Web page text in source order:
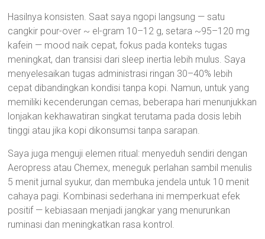
Hasilnya konsisten. Saat saya ngopi langsung — satu
cangkir pour-over ~ el-gram 10–12 g, setara ~95–120 mg
kafein — mood naik cepat, fokus pada konteks tugas
meningkat, dan transisi dari sleep inertia lebih mulus. Saya
menyelesaikan tugas administrasi ringan 30–40% lebih
cepat dibandingkan kondisi tanpa kopi. Namun, untuk yang
memiliki kecenderungan cemas, beberapa hari menunjukkan
lonjakan kekhawatiran singkat terutama pada dosis lebih
tinggi atau jika kopi dikonsumsi tanpa sarapan.
Saya juga menguji elemen ritual: menyeduh sendiri dengan
Aeropress atau Chemex, meneguk perlahan sambil menulis
5 menit jurnal syukur, dan membuka jendela untuk 10 menit
cahaya pagi. Kombinasi sederhana ini memperkuat efek
positif — kebiasaan menjadi jangkar yang menurunkan
ruminasi dan meningkatkan rasa kontrol.